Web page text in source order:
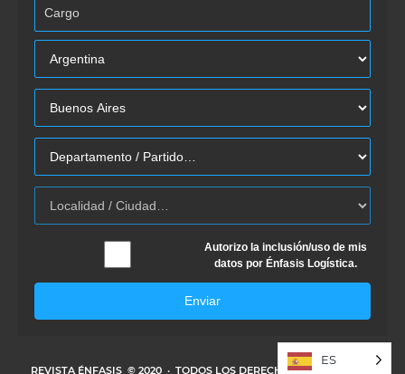
Autorizo la inclusión/uso de mis
datos por Énfasis Logística.
Enviar
REVISTA ÉNFASIS © 2020 · TODOS LOS DERECHOS RESERVADOS
ES